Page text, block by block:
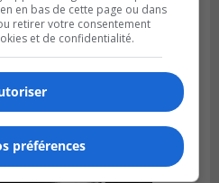
face à ABC 16U
à Longueuil
en bas de cette page ou dans
retirer votre consentement
et de confidentialité.
préférences